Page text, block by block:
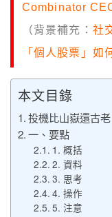
Combinator
（背景補充： 社
「個人股票」如
本文目錄
投機比山嶽還古老
一、要點
1. 概括
2. 資料
3. 思考
4. 操作
5. 注意